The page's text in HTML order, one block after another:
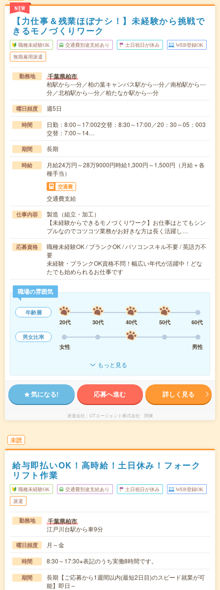
NEW
【力仕事＆残業ほぼナシ！】未経験から挑戦で
きるモノづくりワーク
職種未経験OK 交通費別途支給あり 土日祝日が休み WEB登録OK
無期雇用派遣
勤務地 千葉県柏市
柏駅から---分／柏の葉キャンパス駅から---分／南柏駅から---
分／北柏駅から---分／柏たなか駅から---分
曜日頻度 週5日
時間
日勤：8:00～17:002交替：8:30～17:00／20：30～05：003
交替：7:00～14…
期間 長期
時給
月給24万円～28万9000円時給1,300円～1,500円（月給＋各
種手当）
交通費
交通費支給
仕事内容
製造（組立・加工）
【未経験からできるモノづくりワーク】お仕事はとてもシン
プルなのでコツコツ業務がお好きな方は長く活躍し…
応募資格
職種未経験OK / ブランクOK / パソコンスキル不要 / 英語力不
要
未経験・ブランクOK資格不問！幅広い年代が活躍中！どな
たでも始められるお仕事です
職場の雰囲気
年齢層
20代
30代 40代 50代
60代
男女比率
女性
男性
もっと見る
気になる! 応募へ進む 詳しく見る
派遣会社 UTエージェント株式会社 関東
未読
給与即払いOK！高時給！土日休み！フォーク
リフト作業
職種未経験OK 交通費別途支給あり 土日祝日が休み WEB登録OK
派遣
勤務地 千葉県柏市
江戸川台駅から車9分
曜日頻度 月～金
時間 8:30～17:30※表記のうち実働8時間です。
期間
長期【ご応募から1週間以内(最短2日目)のスピード就業が可
能】即日～